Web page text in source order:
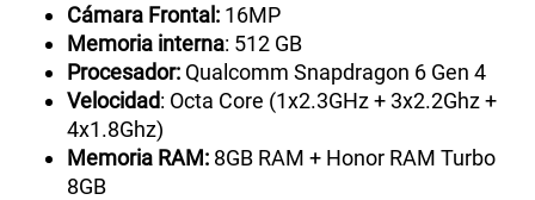
Cámara Frontal: 16MP
Memoria interna: 512 GB
Procesador: Qualcomm Snapdragon 6 Gen 4
Velocidad: Octa Core (1x2.3GHz + 3x2.2Ghz +
4x1.8Ghz)
Memoria RAM: 8GB RAM + Honor RAM Turbo
8GB